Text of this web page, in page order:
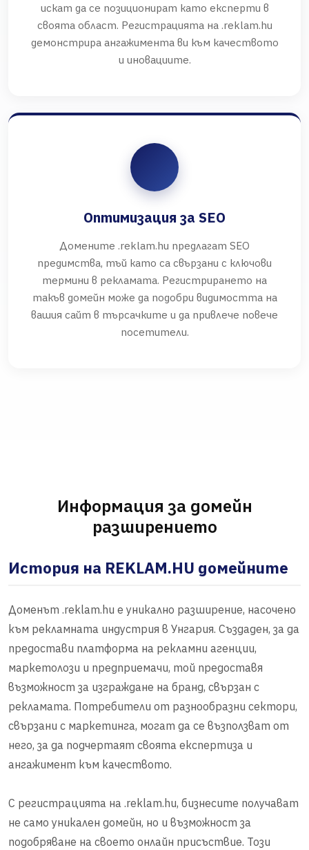
искат да се позиционират като експерти в
своята област. Регистрацията на .reklam.hu
демонстрира ангажимента ви към качеството
и иновациите.
Оптимизация за SEO
Домените .reklam.hu предлагат SEO
предимства, тъй като са свързани с ключови
термини в рекламата. Регистрирането на
такъв домейн може да подобри видимостта на
вашия сайт в търсачките и да привлече повече
посетители.
Информация за домейн
разширението
История на REKLAM.HU домейните
Доменът .reklam.hu е уникално разширение, насочено
към рекламната индустрия в Унгария. Създаден, за да
предостави платформа на рекламни агенции,
маркетолози и предприемачи, той предоставя
възможност за изграждане на бранд, свързан с
рекламата. Потребители от разнообразни сектори,
свързани с маркетинга, могат да се възползват от
него, за да подчертаят своята експертиза и
ангажимент към качеството.
С регистрацията на .reklam.hu, бизнесите получават
не само уникален домейн, но и възможност за
подобряване на своето онлайн присъствие. Този